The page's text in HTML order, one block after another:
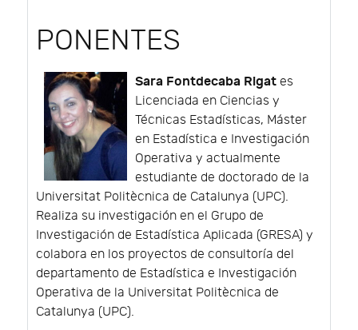
PONENTES
Sara Fontdecaba Rigat es
Licenciada en Ciencias y
Técnicas Estadísticas, Máster
en Estadística e Investigación
Operativa y actualmente
estudiante de doctorado de la
Universitat Politècnica de Catalunya (UPC).
Realiza su investigación en el Grupo de
Investigación de Estadística Aplicada (GRESA) y
colabora en los proyectos de consultoría del
departamento de Estadística e Investigación
Operativa de la Universitat Politècnica de
Catalunya (UPC).